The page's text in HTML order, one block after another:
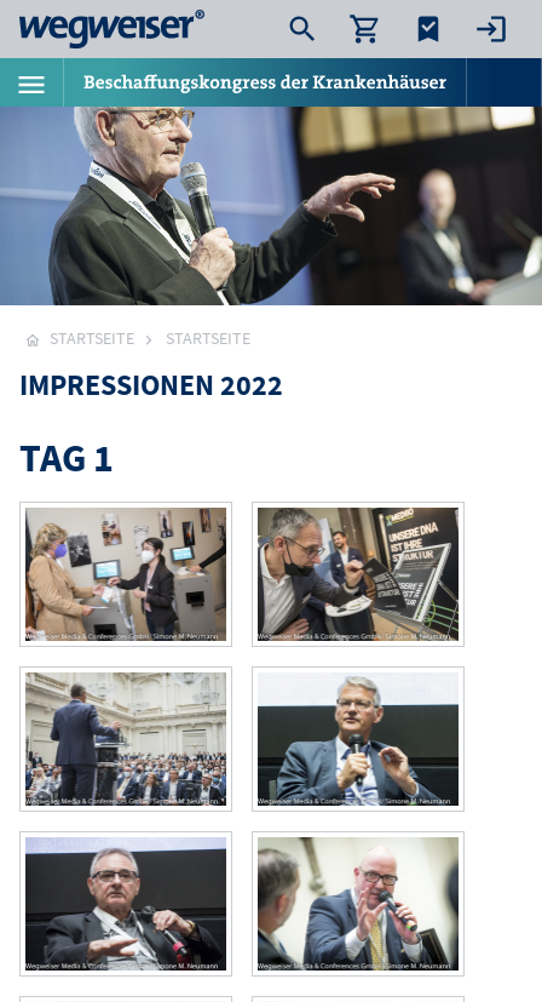
STARTSEITE STARTSEITE
IMPRESSIONEN 2022
TAG 1